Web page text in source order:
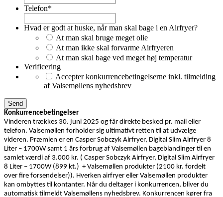
Telefon*
Hvad er godt at huske, når man skal bage i en Airfryer?
At man skal bruge meget olie
At man ikke skal forvarme Airfryeren
At man skal bage ved meget høj temperatur
Verificering
Accepter konkurrencebetingelserne inkl. tilmelding
af Valsemøllens nyhedsbrev
Konkurrencebetingelser
Vinderen trækkes 30. juni 2025 og får direkte besked pr. mail eller
telefon. Valsemøllen forholder sig ultimativt retten til at udvælge
videren. Præmien er en Casper Sobczyk Airfryer, Digital Slim Airfryer 8
Liter – 1700W samt 1 års forbrug af Valsemøllen bageblandinger til en
samlet værdi af 3.000 kr. ( Casper Sobczyk Airfryer, Digital Slim Airfryer
8 Liter – 1700W (899 kt.) + Valsemøllen produkter (2100 kr. fordelt
over fire forsendelser)). Hverken airfryer eller Valsemøllen produkter
kan ombyttes til kontanter. Når du deltager i konkurrencen, bliver du
automatisk tilmeldt Valsemøllens nyhedsbrev. Konkurrencen kører fra